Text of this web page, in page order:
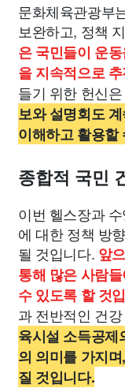
문화체육관광부
보완하고, 정책
은 국민들이 운
을 지속적으로
들기 위한 헌신
보와 설명회도
이해하고 활용할
종합적 국민
이번 헬스장과
에 대한 정책 방
될 것입니다. 앞
통해 많은 사람
수 있도록 할 것
과 전반적인 건
육시설 소득공제
의 의미를 가지
질 것입니다.